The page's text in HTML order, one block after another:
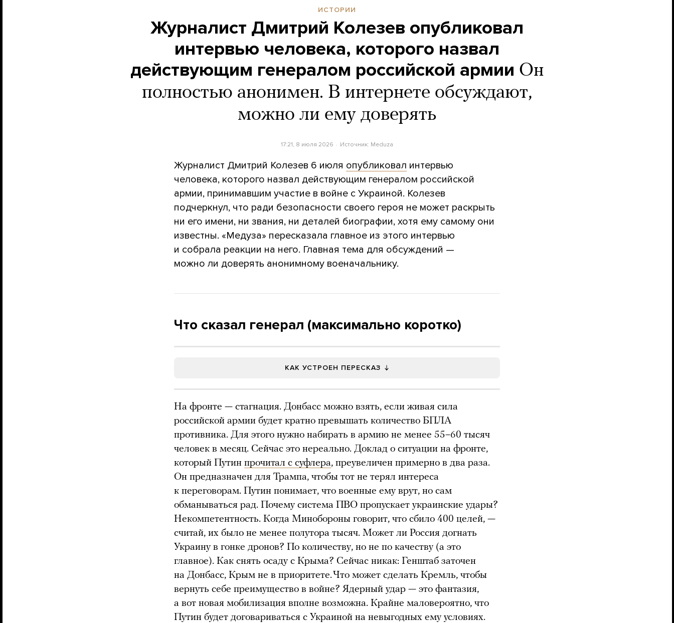
ИСТОРИИ
Журналист Дмитрий Колезев опубликовал
интервью человека, которого назвал
действующим генералом российской армии Он
полностью анонимен. В интернете обсуждают,
можно ли ему доверять
17:21, 8 июля 2026 Источник: Meduza
Журналист Дмитрий Колезев 6 июля опубликовал интервью
человека, которого назвал действующим генералом российской
армии, принимавшим участие в войне с Украиной. Колезев
подчеркнул, что ради безопасности своего героя не может раскрыть
ни его имени, ни звания, ни деталей биографии, хотя ему самому они
известны. «Медуза» пересказала главное из этого интервью
и собрала реакции на него. Главная тема для обсуждений —
можно ли доверять анонимному военачальнику.
Что сказал генерал (максимально коротко)
КАК УСТРОЕН ПЕРЕСКАЗ
На фронте — стагнация. Донбасс можно взять, если живая сила
российской армии будет кратно превышать количество БПЛА
противника. Для этого нужно набирать в армию не менее 55–60 тысяч
человек в месяц. Сейчас это нереально. Доклад о ситуации на фронте,
который Путин прочитал с суфлера, преувеличен примерно в два раза.
Он предназначен для Трампа, чтобы тот не терял интереса
к переговорам. Путин понимает, что военные ему врут, но сам
обманываться рад. Почему система ПВО пропускает украинские удары?
Некомпетентность. Когда Минобороны говорит, что сбило 400 целей, —
считай, их было не менее полутора тысяч. Может ли Россия догнать
Украину в гонке дронов? По количеству, но не по качеству (а это
главное). Как снять осаду с Крыма? Сейчас никак: Генштаб заточен
на Донбасс, Крым не в приоритете. Что может сделать Кремль, чтобы
вернуть себе преимущество в войне? Ядерный удар — это фантазия,
а вот новая мобилизация вполне возможна. Крайне маловероятно, что
Путин будет договариваться с Украиной на невыгодных ему условиях.